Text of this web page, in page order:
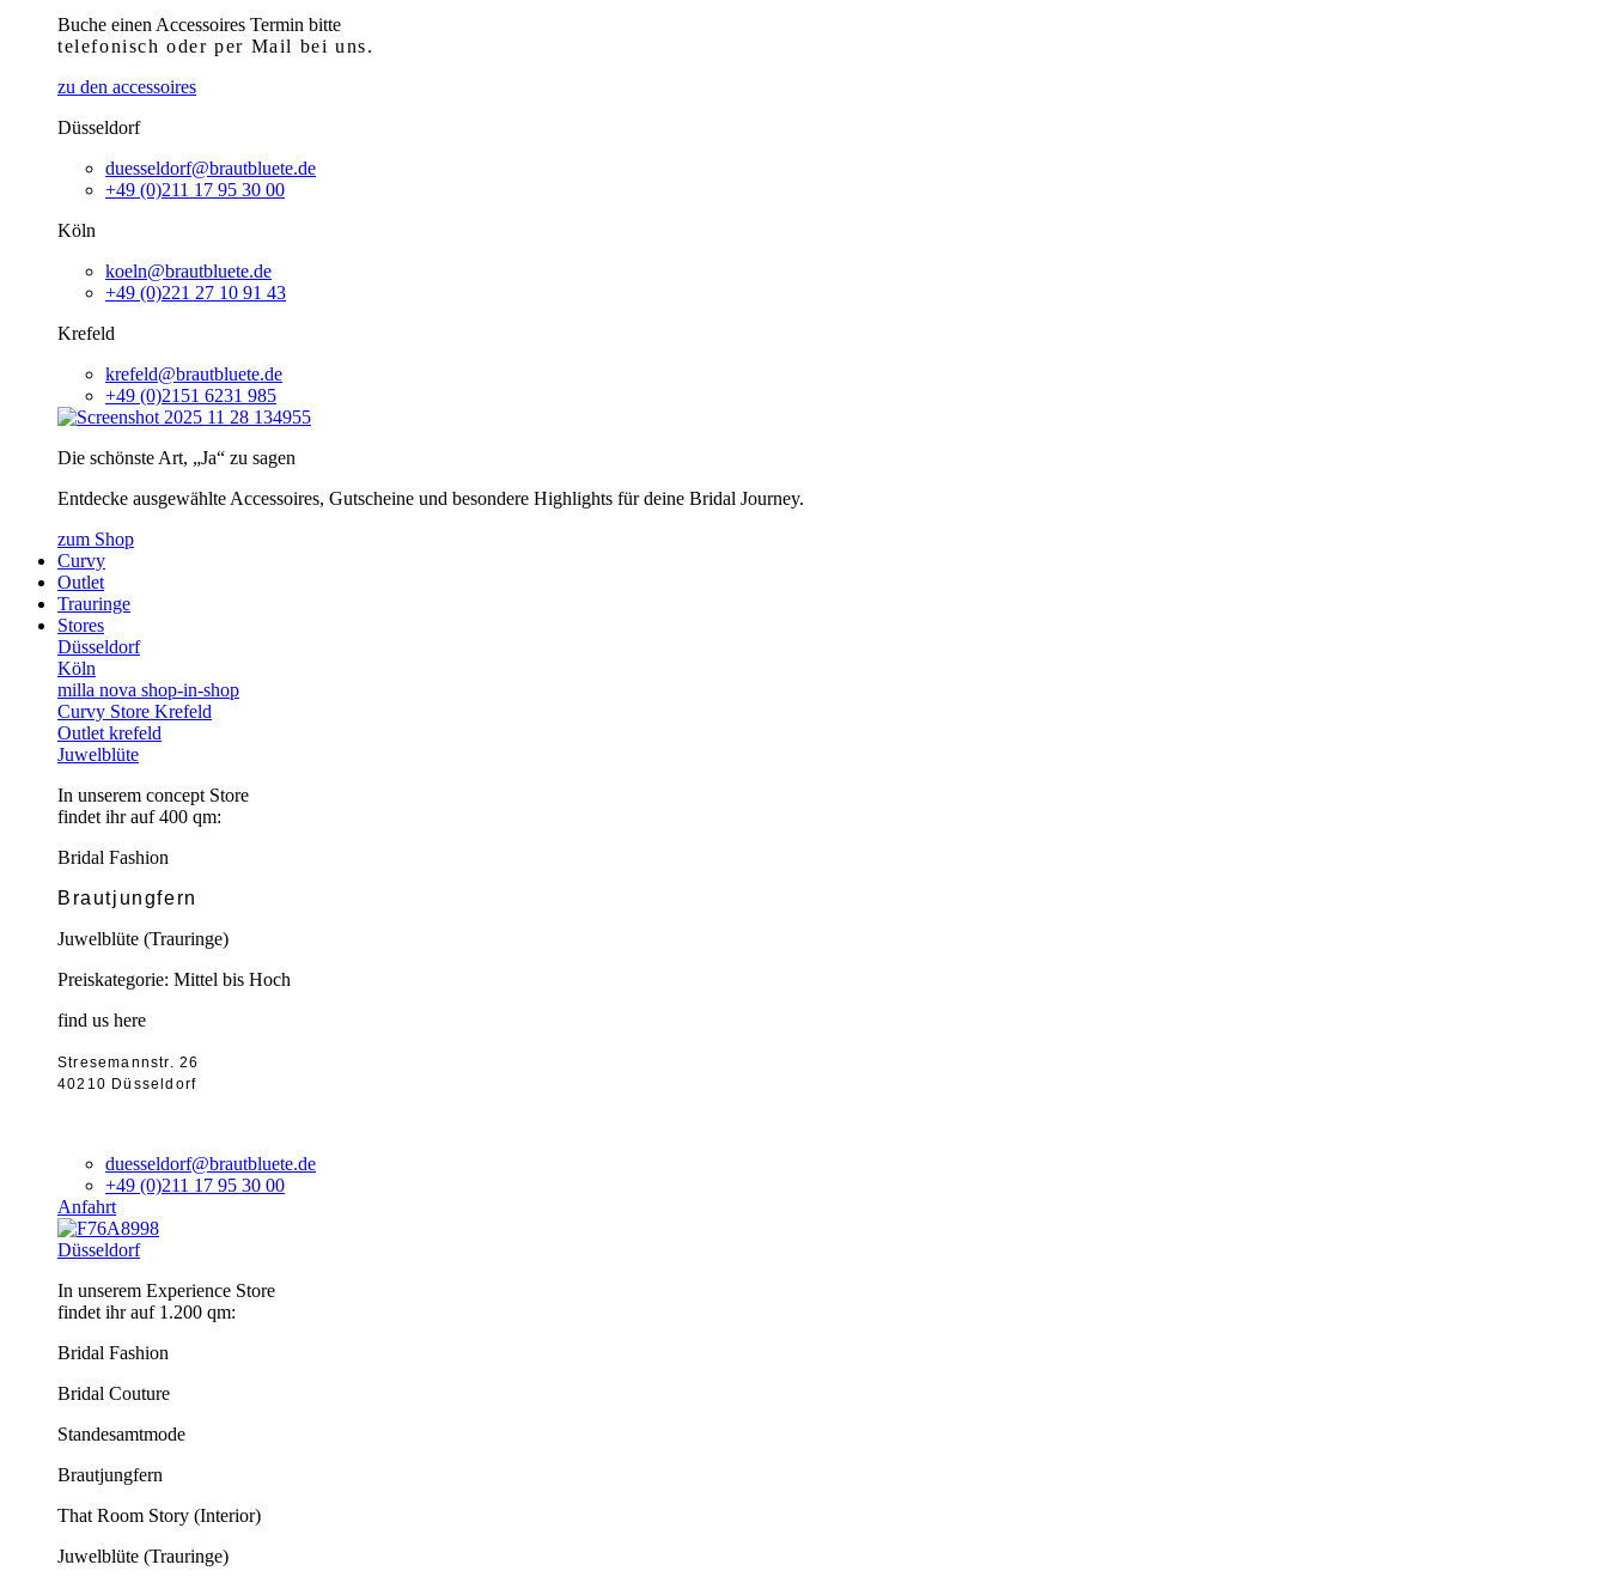
Buche einen Accessoires Termin bitte
telefonischoder per Mail bei uns.
zu den accessoires
Düsseldorf
duesseldorf@brautbluete.de
+49 (0)211 17 95 30 00
Köln
koeln@brautbluete.de
+49 (0)221 27 10 91 43
Krefeld
krefeld@brautbluete.de
+49 (0)2151 6231 985
Die schönste Art, „Ja“ zu sagen
Entdecke ausgewählte Accessoires, Gutscheine und besondere Highlights für deine Bridal Journey.
zum Shop
Curvy
Outlet
Trauringe
Stores
Düsseldorf
Köln
milla nova shop-in-shop
Curvy Store Krefeld
Outlet krefeld
Juwelblüte
In unserem concept Store
findet ihr auf 400 qm:
Bridal Fashion
Brautjungfern
Juwelblüte (Trauringe)
Preiskategorie: Mittel bis Hoch
find us here
Stresemannstr. 26
40210 Düsseldorf
duesseldorf@brautbluete.de
+49 (0)211 17 95 30 00
Anfahrt
Düsseldorf
In unserem Experience Store
findet ihr auf 1.200 qm:
Bridal Fashion
Bridal Couture
Standesamtmode
Brautjungfern
That Room Story (Interior)
Juwelblüte (Trauringe)